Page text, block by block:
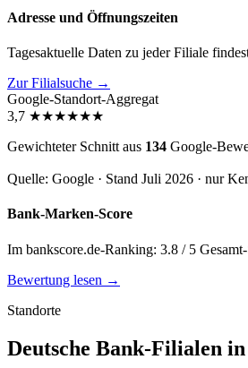
Adresse und Öffnungszeiten
Tagesaktuelle Daten zu jeder Filiale
Zur Filialsuche →
Google-Standort-Aggregat
3,7 ★★★★★★
Gewichteter Schnitt aus 134 Google-
Quelle: Google · Stand Juli 2026 · nur
Bank-Marken-Score
Im bankscore.de-Ranking: 3.8 / 5
Bewertung lesen →
Standorte
Deutsche Bank-Filialen